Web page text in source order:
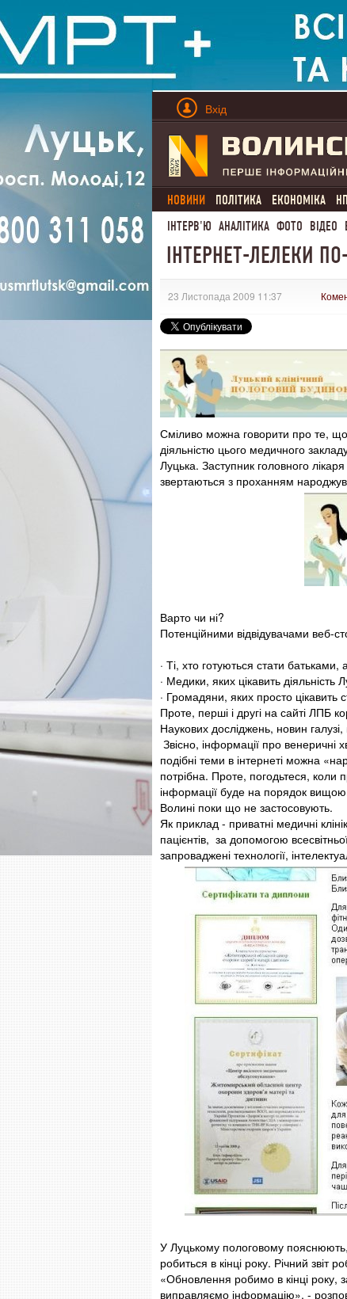
Вхід
НОВИНИ ПОЛІТИКА ЕКОНОМІКА НП
ІНТЕРВ'Ю АНАЛІТИКА ФОТО ВІДЕО
ІНТЕРНЕТ-ЛЕЛЕКИ
23 Листопада 2009 11:37
Сміливо можна говорити про те, що
діяльністю цього медичного
Луцька. Заступник головного
звертаються з проханням
Варто чи ні?
Потенційними відвідувачами веб-
· Ті, хто готуються стати батьками,
· Медики, яких цікавить діяльність
· Громадяни, яких просто цікавить
Проте, перші і другі на сайті ЛПБ
Наукових досліджень, новин
Звісно, інформації про венеричні
подібні теми в інтернеті можна
потрібна. Проте, погодьтеся, коли
інформації буде на порядок
Волині поки що не застосовують.
Як приклад - приватні медичні
пацієнтів, за допомогою
запроваджені технології,
У Луцькому пологовому
робиться в кінці року. Річний звіт
«Обновлення робимо в кінці року,
виправляємо інформацію», -